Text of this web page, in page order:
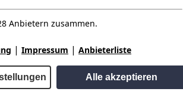
Anbietern zusammen.
| Impressum | Anbieterliste
Alle akzeptieren